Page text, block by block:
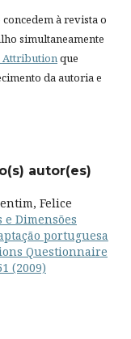
à revista o
simultaneamente
Attributionque
da autoria e
autor(es)
Felice
Dimensões
portuguesa
Questionnaire
(2009)